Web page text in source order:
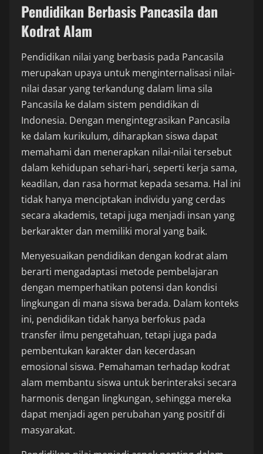
Pendidikan Berbasis Pancasila dan
Kodrat Alam
Pendidikan nilai yang berbasis pada Pancasila
merupakan upaya untuk menginternalisasi nilai-
nilai dasar yang terkandung dalam lima sila
Pancasila ke dalam sistem pendidikan di
Indonesia. Dengan mengintegrasikan Pancasila
ke dalam kurikulum, diharapkan siswa dapat
memahami dan menerapkan nilai-nilai tersebut
dalam kehidupan sehari-hari, seperti kerja sama,
keadilan, dan rasa hormat kepada sesama. Hal ini
tidak hanya menciptakan individu yang cerdas
secara akademis, tetapi juga menjadi insan yang
berkarakter dan memiliki moral yang baik.
Menyesuaikan pendidikan dengan kodrat alam
berarti mengadaptasi metode pembelajaran
dengan memperhatikan potensi dan kondisi
lingkungan di mana siswa berada. Dalam konteks
ini, pendidikan tidak hanya berfokus pada
transfer ilmu pengetahuan, tetapi juga pada
pembentukan karakter dan kecerdasan
emosional siswa. Pemahaman terhadap kodrat
alam membantu siswa untuk berinteraksi secara
harmonis dengan lingkungan, sehingga mereka
dapat menjadi agen perubahan yang positif di
masyarakat.